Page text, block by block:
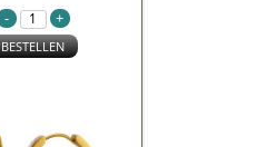
BESTELLEN